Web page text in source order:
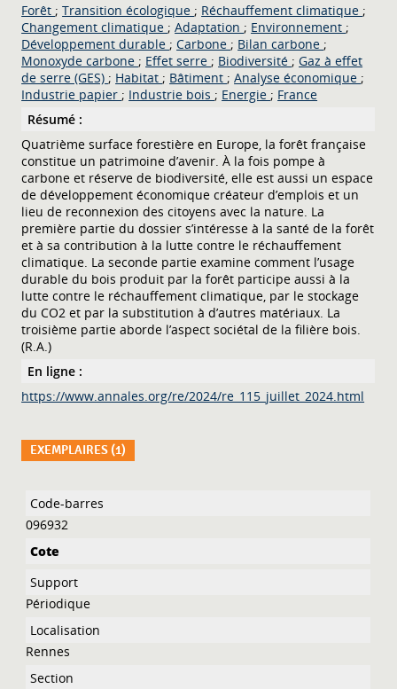
Forêt ; Transition écologique ; Réchauffement climatique ;
Changement climatique ; Adaptation ; Environnement ;
Développement durable ; Carbone ; Bilan carbone ;
Monoxyde carbone ; Effet serre ; Biodiversité ; Gaz à effet
de serre (GES) ; Habitat ; Bâtiment ; Analyse économique ;
Industrie papier ; Industrie bois ; Energie ; France
Résumé :
Quatrième surface forestière en Europe, la forêt française
constitue un patrimoine d’avenir. À la fois pompe à
carbone et réserve de biodiversité, elle est aussi un espace
de développement économique créateur d’emplois et un
lieu de reconnexion des citoyens avec la nature. La
première partie du dossier s’intéresse à la santé de la forêt
et à sa contribution à la lutte contre le réchauffement
climatique. La seconde partie examine comment l’usage
durable du bois produit par la forêt participe aussi à la
lutte contre le réchauffement climatique, par le stockage
du CO2 et par la substitution à d’autres matériaux. La
troisième partie aborde l’aspect sociétal de la filière bois.
(R.A.)
En ligne :
https://www.annales.org/re/2024/re_115_juillet_2024.html
EXEMPLAIRES (1)
Liste des exemplaires
096932
Périodique
Rennes